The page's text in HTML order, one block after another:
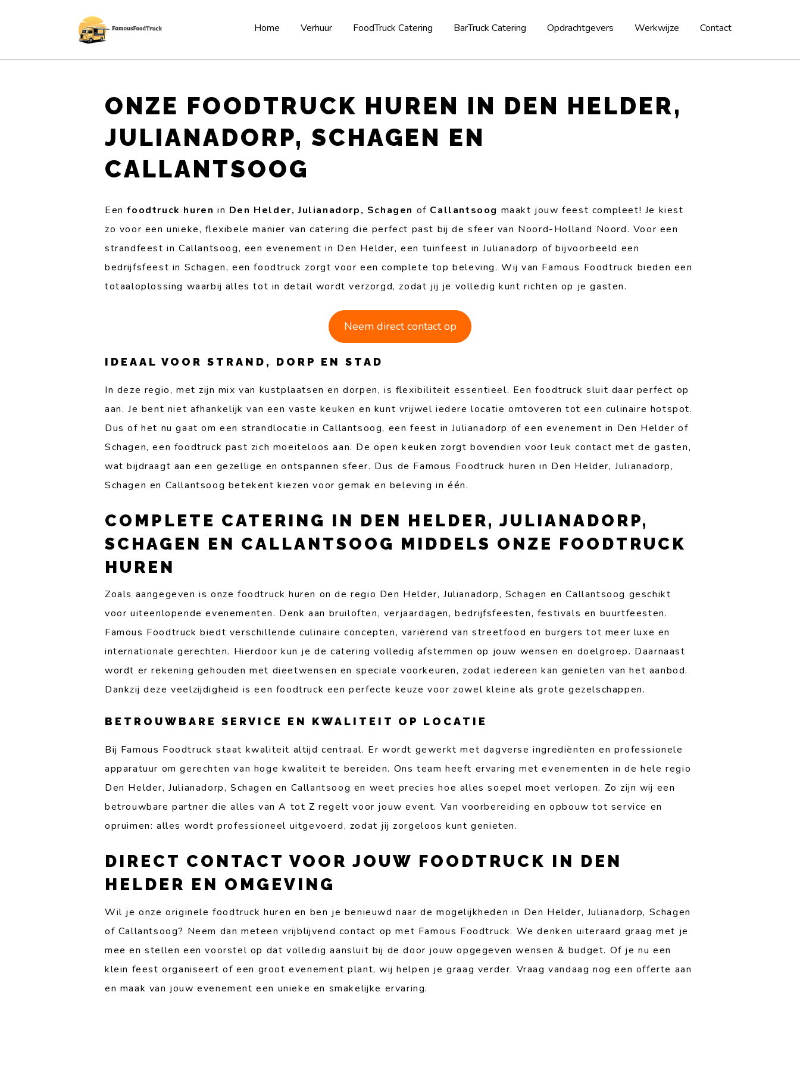
Home Verhuur FoodTruck Catering BarTruck Catering Opdrachtgevers Werkwijze Contact
ONZE FOODTRUCK HUREN IN DEN HELDER,
JULIANADORP, SCHAGEN EN
CALLANTSOOG
Eenfoodtruck huren in Den Helder, Julianadorp, Schagen of Callantsoog maakt jouw feest compleet! Je kiest
zo voor een unieke, flexibele manier van catering die perfect past bij de sfeer van Noord-Holland Noord. Voor een
strandfeest in Callantsoog, een evenement in Den Helder, een tuinfeest in Julianadorp of bijvoorbeeld een
bedrijfsfeest in Schagen, een foodtruck zorgt voor een complete top beleving. Wij van Famous Foodtruck bieden een
totaaloplossing waarbij alles tot in detail wordt verzorgd, zodat jij je volledig kunt richten op je gasten.
Neem direct contact op
IDEAAL VOOR STRAND, DORP EN STAD
In deze regio, met zijn mix van kustplaatsen en dorpen, is flexibiliteit essentieel. Een foodtruck sluit daar perfect op
aan. Je bent niet afhankelijk van een vaste keuken en kunt vrijwel iedere locatie omtoveren tot een culinaire hotspot.
Dus of het nu gaat om een strandlocatie in Callantsoog, een feest in Julianadorp of een evenement in Den Helder of
Schagen, een foodtruck past zich moeiteloos aan. De open keuken zorgt bovendien voor leuk contact met de gasten,
wat bijdraagt aan een gezellige en ontspannen sfeer. Dus de Famous Foodtruck huren in Den Helder, Julianadorp,
Schagen en Callantsoog betekent kiezen voor gemak en beleving in één.
COMPLETE CATERING IN DEN HELDER, JULIANADORP,
SCHAGEN EN CALLANTSOOG MIDDELS ONZE FOODTRUCK
HUREN
Zoals aangegeven is onze foodtruck huren on de regio Den Helder, Julianadorp, Schagen en Callantsoog geschikt
voor uiteenlopende evenementen. Denk aan bruiloften, verjaardagen, bedrijfsfeesten, festivals en buurtfeesten.
Famous Foodtruck biedt verschillende culinaire concepten, variërend van streetfood en burgers tot meer luxe en
internationale gerechten. Hierdoor kun je de catering volledig afstemmen op jouw wensen en doelgroep. Daarnaast
wordt er rekening gehouden met dieetwensen en speciale voorkeuren, zodat iedereen kan genieten van het aanbod.
Dankzij deze veelzijdigheid is een foodtruck een perfecte keuze voor zowel kleine als grote gezelschappen.
BETROUWBARE SERVICE EN KWALITEIT OP LOCATIE
Bij Famous Foodtruck staat kwaliteit altijd centraal. Er wordt gewerkt met dagverse ingrediënten en professionele
apparatuur om gerechten van hoge kwaliteit te bereiden. Ons team heeft ervaring met evenementen in de hele regio
Den Helder, Julianadorp, Schagen en Callantsoog en weet precies hoe alles soepel moet verlopen. Zo zijn wij een
betrouwbare partner die alles van A tot Z regelt voor jouw event. Van voorbereiding en opbouw tot service en
opruimen: alles wordt professioneel uitgevoerd, zodat jij zorgeloos kunt genieten.
DIRECT CONTACT VOOR JOUW FOODTRUCK IN DEN
HELDER EN OMGEVING
Wil je onze originele foodtruck huren en ben je benieuwd naar de mogelijkheden in Den Helder, Julianadorp, Schagen
of Callantsoog? Neem dan meteen vrijblijvend contact op met Famous Foodtruck. We denken uiteraard graag met je
mee en stellen een voorstel op dat volledig aansluit bij de door jouw opgegeven wensen & budget. Of je nu een
klein feest organiseert of een groot evenement plant, wij helpen je graag verder. Vraag vandaag nog een offerte aan
en maak van jouw evenement een unieke en smakelijke ervaring.